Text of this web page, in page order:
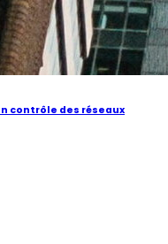
contrôle des réseaux